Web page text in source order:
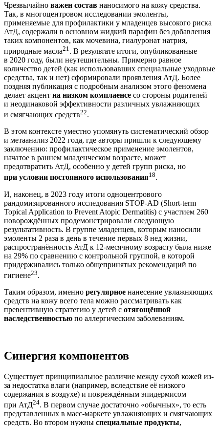
Чрезвычайно важен состав наносимого на кожу средства.
Так, в многоцентровом исследовании эмоленты,
применяемые для профилактики у младенцев высокого риска
АтД, содержали в основном жидкий парафин без добавления
таких компонентов, как мочевина, гиалуронат натрия,
природные масла21 . В результате итоги, опубликованные
в 2020 году, были неутешительны. Примерно равное
количество детей (как использовавших специальные уходовые
средства, так и нет) сформировали проявления АтД. Более
поздняя публикация с подробным анализом этого феномена
делает акцент на низком комплаенсе со стороны родителей
и неодинаковой эффективности различных увлажняющих
и смягчающих средств22.
В этом контексте уместно упомянуть систематический обзор
и мета­анализ 2022 года, где авторы пришли к следующему
заключению: профилактическое применение эмолентов,
начатое в раннем младенческом возрасте, может
предотвратить АтД, особенно у детей групп риска, но
при условии постоянного использования18.
И, наконец, в 2023 году итоги одноцентрового
рандомизированного исследования STOP-AD (Short‐term
Topical Application to Prevent Atopic Dermatitis) с участием 260
новорождённых продемонстрировали следую­щую
результативность. В группе младенцев, которым наносили
эмоленты 2 раза в день в течение первых 8 нед жизни,
распространённость АтД к 12-месячному возрасту была ниже
на 29% по сравнению с контрольной группой, в которой
придерживались только общепринятых рекомендаций по
гигиене23.
Таким образом, именно регулярное нанесение увлажняющих
средств на кожу всего тела можно рассматривать как
превентивную стратегию у детей с отягощённой
наследственностью по аллергическим заболеваниям.
Синергия компонентов
Существует принципиальное различие между сухой кожей из-
за недостатка влаги (например, вследствие её низкого
содержания в воздухе) и повреждённым эпидермисом
при АтД24. В первом случае достаточно «обычных», то есть
представленных в масс-маркете увлажняющих и смягчающих
средств. Во втором нужны специальные продукты,